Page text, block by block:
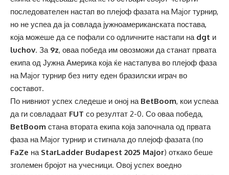
последователен настап во плејоф фазата на Major турнир,
но не успеа да ја совлада јужноамериканската постава,
која можеше да се пофали со одличните настапи на dgt и
luchov. За 9z, оваа победа им овозможи да станат првата
екипа од Јужна Америка која ќе настапува во плејоф фаза
на Major турнир без ниту еден бразилски играч во
составот.
По нивниот успех следеше и оној на BetBoom, кои успеаа
да ги совладаат FUT со резултат 2-0. Со оваа победа,
BetBoom стана втората екипа која започнала од првата
фаза на Major турнир и стигнала до плејоф фазата (по
FaZe на StarLadder Budapest 2025 Major) откако беше
зголемен бројот на учесници. Овој успех воедно